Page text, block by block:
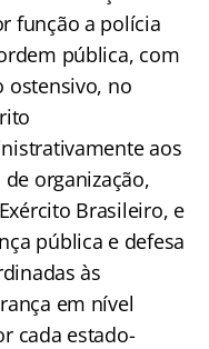
função a polícia
pública, com
ostensivo, no
aos
organização,
Brasileiro, e
pública e defesa
às
em nível
cada estado-